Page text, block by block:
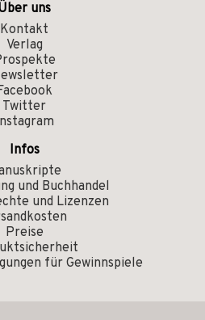
uns
Kontakt
Verlag
Twitter
Infos
und Buchhandel
und Lizenzen
Preise
für Gewinnspiele